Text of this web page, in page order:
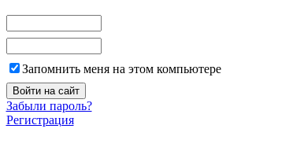
Запомнить меня на этом компьютере
Забыли пароль?
Регистрация